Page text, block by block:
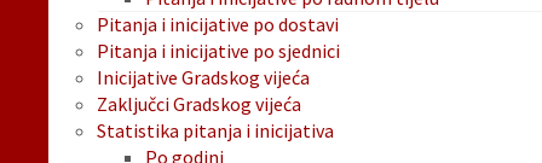
Pitanja i inicijative po dostavi
Pitanja i inicijative po sjednici
Inicijative Gradskog vijeća
Zaključci Gradskog vijeća
Statistika pitanja i inicijativa
Po godini